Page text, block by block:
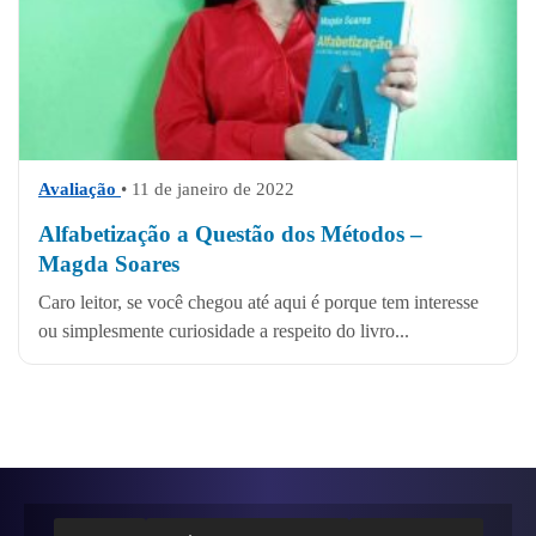
Avaliação • 11 de janeiro de 2022
Alfabetização a Questão dos Métodos –
Magda Soares
Caro leitor, se você chegou até aqui é porque tem interesse
ou simplesmente curiosidade a respeito do livro...